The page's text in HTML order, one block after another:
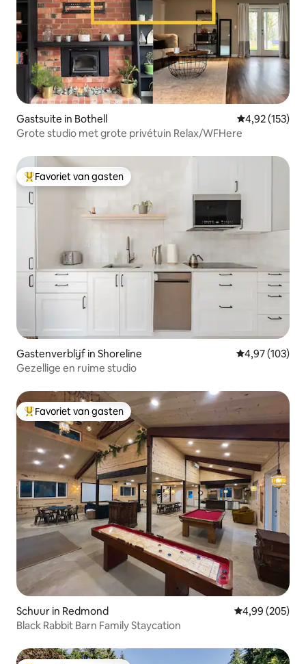
Gastsuite in Bothell Gemiddelde
4,92 (153)
Grote studio met grote privétuin Relax/WFHere
Topfavoriet van gasten
Favoriet van gasten
Gastenverblijf in Shoreline Gemiddelde
4,97 (103)
Gezellige en ruime studio
Topfavoriet van gasten
Favoriet van gasten
Schuur in Redmond Gemiddelde
4,99 (205)
Black Rabbit Barn Family Staycation